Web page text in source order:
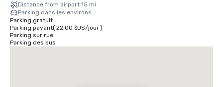
voitures de location.
En voiture : idéalement situé juste à côté de l'autoroute 101, l'hôtel est
facilement accessible depuis les principales autoroutes de la région
de la baie de San Francisco, notamment l'Interstate 280. Un parking
est disponible sur place pour les clients.
Distance from airport 15 mi
Parking dans les environs
Parking gratuit
Parking payant( 22,00 $US/jour)
Parking sur rue
Parking des bus